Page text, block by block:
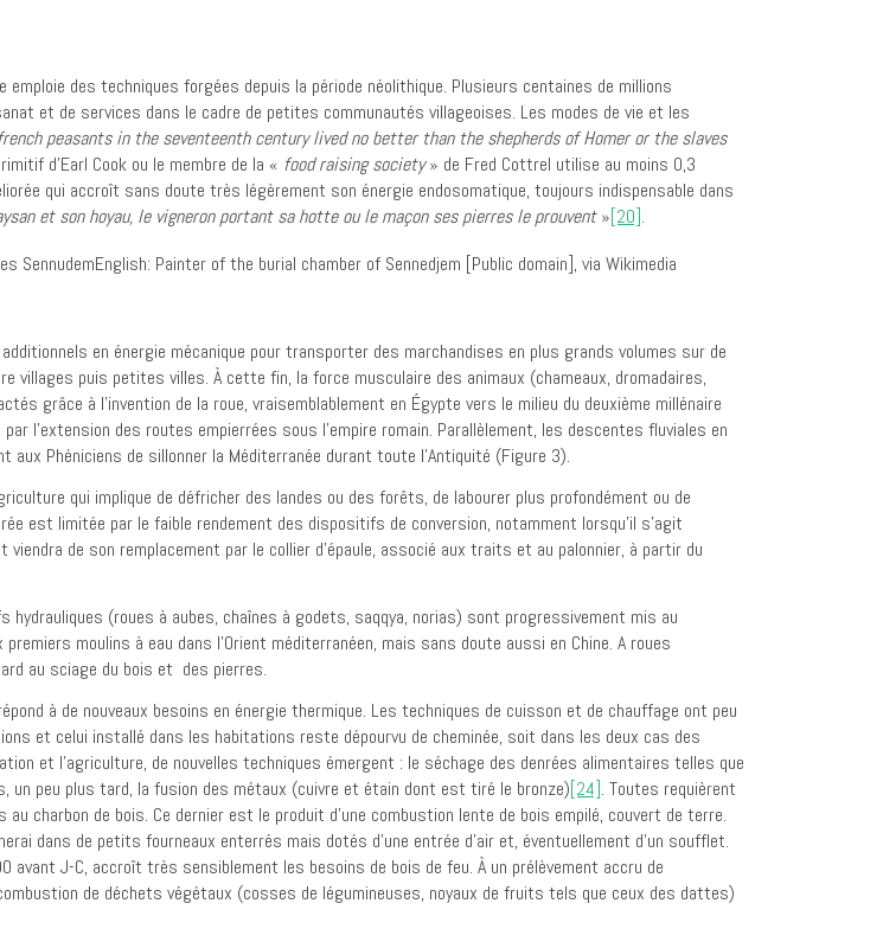
emploie des techniques forgées depuis la période néolithique. Plusieurs centaines de millions
et de services dans le cadre de petites communautés villageoises. Les modes de vie et les
peasants in the seventeenth century lived no better than the shepherds of Homer or the slaves
d’Earl Cook ou le membre de la « food raising society» de Fred Cottrel utilise au moins 0,3
qui accroît sans doute très légèrement son énergie endosomatique, toujours indispensable dans
et son hoyau, le vigneron portant sa hotte ou le maçon ses pierres le prouvent»[20].
en énergie mécanique pour transporter des marchandises en plus grands volumes sur de
puis petites villes. À cette fin, la force musculaire des animaux (chameaux, dromadaires,
grâce à l’invention de la roue, vraisemblablement en Égypte vers le milieu du deuxième millénaire
l’extension des routes empierrées sous l’empire romain. Parallèlement, les descentes fluviales en
Phéniciens de sillonner la Méditerranée durant toute l’Antiquité (Figure 3).
qui implique de défricher des landes ou des forêts, de labourer plus profondément ou de
est limitée par le faible rendement des dispositifs de conversion, notamment lorsqu’il s’agit
de son remplacement par le collier d’épaule, associé aux traits et au palonnier, à partir du
hydrauliques (roues à aubes, chaînes à godets, saqqya, norias) sont progressivement mis au
moulins à eau dans l’Orient méditerranéen, mais sans doute aussi en Chine. A roues
au sciage du bois et des pierres.
à de nouveaux besoins en énergie thermique. Les techniques de cuisson et de chauffage ont peu
et celui installé dans les habitations reste dépourvu de cheminée, soit dans les deux cas des
et l’agriculture, de nouvelles techniques émergent : le séchage des denrées alimentaires telles que
un peu plus tard, la fusion des métaux (cuivre et étain dont est tiré le bronze)[24]. Toutes requièrent
charbon de bois. Ce dernier est le produit d’une combustion lente de bois empilé, couvert de terre.
dans de petits fourneaux enterrés mais dotés d’une entrée d’air et, éventuellement d’un soufflet.
J-C, accroît très sensiblement les besoins de bois de feu. À un prélèvement accru de
de déchets végétaux (cosses de légumineuses, noyaux de fruits tels que ceux des dattes)